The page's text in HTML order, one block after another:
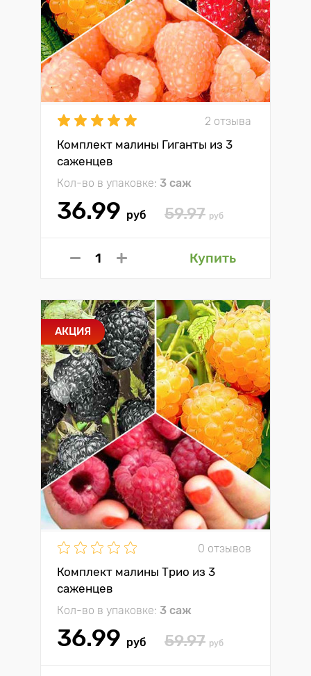
2 отзыва
Комплект малины Гиганты из 3
саженцев
Кол-во в упаковке: 3 саж
36.99 руб 59.97 руб
Купить
АКЦИЯ
0 отзывов
Комплект малины Трио из 3
саженцев
Кол-во в упаковке: 3 саж
36.99 руб 59.97 руб